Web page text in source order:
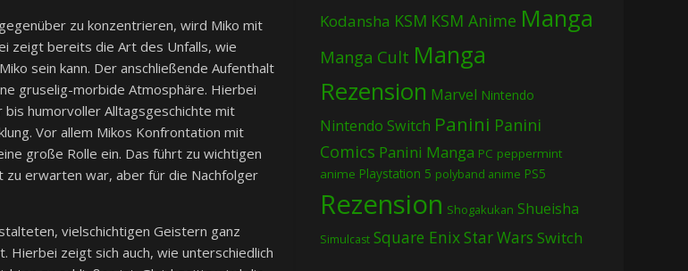
zu konzentrieren, wird Miko mit
zeigt bereits die Art des Unfalls, wie
sein kann. Der anschließende Aufenthalt
gruselig-morbide Atmosphäre. Hierbei
humorvoller Alltagsgeschichte mit
Vor allem Mikos Konfrontation mit
große Rolle ein. Das führt zu wichtigen
zu erwarten war, aber für die Nachfolger
vielschichtigen Geistern ganz
Hierbei zeigt sich auch, wie unterschiedlich
Kodansha KSM KSM Anime Manga
Manga Cult Manga
Rezension Marvel Nintendo
Nintendo Switch Panini Panini
Comics Panini Manga PC peppermint
anime Playstation 5 polyband anime PS5
Rezension Shogakukan Shueisha
Simulcast Square EnixStar Wars Switch